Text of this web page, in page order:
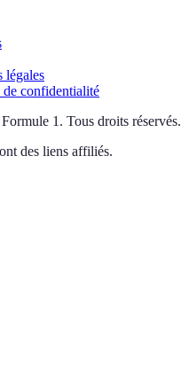
légales
confidentialité
1. Tous droits réservés.
des liens affiliés.